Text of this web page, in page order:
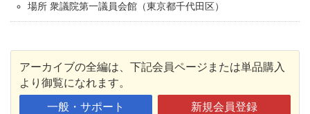
場所 衆議院第一議員会館（東京都千代田区）
アーカイブの全編は、下記会員ページまたは単品購入
より御覧になれます。
一般・サポート 新規会員登録